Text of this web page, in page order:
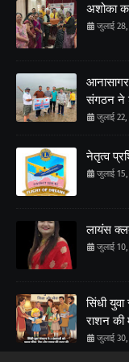
अशोका
जुलाई
संगठन ने
जुलाई
नेतृत्व
जुलाई
लायंस
जुलाई
सिंधी
राशन की
जुलाई